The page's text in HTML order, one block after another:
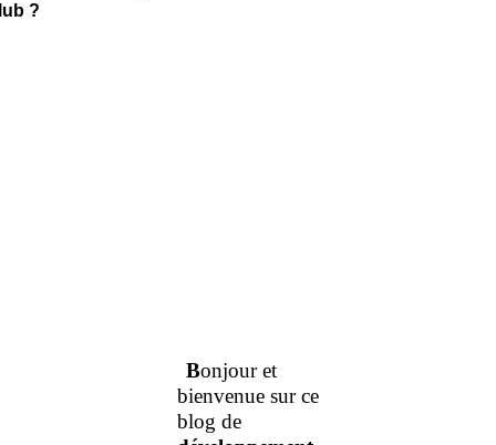
?
Bonjour et
bienvenue sur ce
blog de